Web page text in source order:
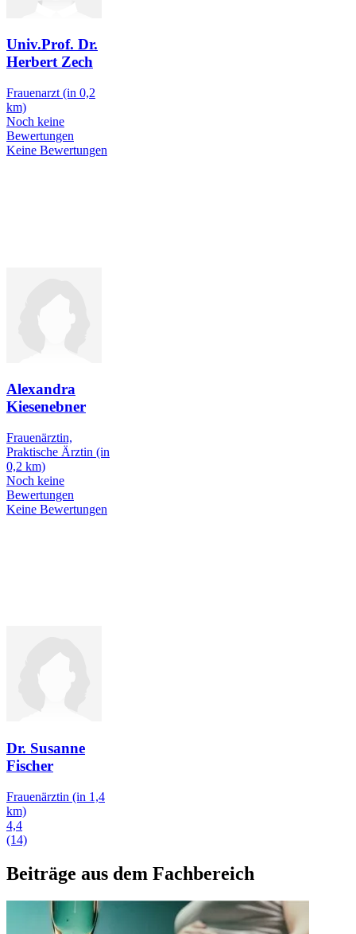
Univ.Prof. Dr.
Herbert Zech
Frauenarzt (in 0,2
km)
Noch keine
Bewertungen
Keine Bewertungen
Alexandra
Kiesenebner
Frauenärztin,
Praktische Ärztin (in
0,2 km)
Noch keine
Bewertungen
Keine Bewertungen
Dr. Susanne
Fischer
Frauenärztin (in 1,4
km)
4,4
(14)
Beiträge aus dem Fachbereich